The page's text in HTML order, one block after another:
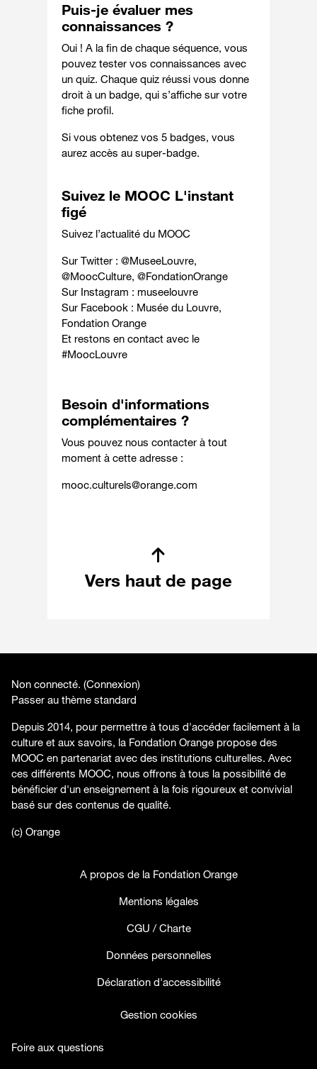
Puis-je évaluer mes
connaissances ?
Oui ! A la fin de chaque séquence, vous
pouvez tester vos connaissances avec
un quiz. Chaque quiz réussi vous donne
droit à un badge, qui s’affiche sur votre
fiche profil.
Si vous obtenez vos 5 badges, vous
aurez accès au super-badge.
Suivez le MOOC L'instant
figé
Suivez l’actualité du MOOC
Sur Twitter :@MuseeLouvre,
@MoocCulture,@FondationOrange
Sur Instagram : museelouvre
Sur Facebook : Musée du Louvre,
Fondation Orange
Et restons en contact avec le
#MoocLouvre
Besoin d'informations
complémentaires ?
Vous pouvez nous contacter à tout
moment à cette adresse :
mooc.culturels@orange.com
Vers haut de page
Non connecté. (Connexion)
Passer au thème standard
Depuis 2014, pour permettre à tous d'accéder facilement à la
culture et aux savoirs, la Fondation Orange propose des
MOOC en partenariat avec des institutions culturelles. Avec
ces différents MOOC, nous offrons à tous la possibilité de
bénéficier d'un enseignement à la fois rigoureux et convivial
basé sur des contenus de qualité.
(c) Orange
A propos de la Fondation Orange
Mentions légales
CGU / Charte
Données personnelles
Déclaration d'accessibilité
Gestion cookies
Foire aux questions